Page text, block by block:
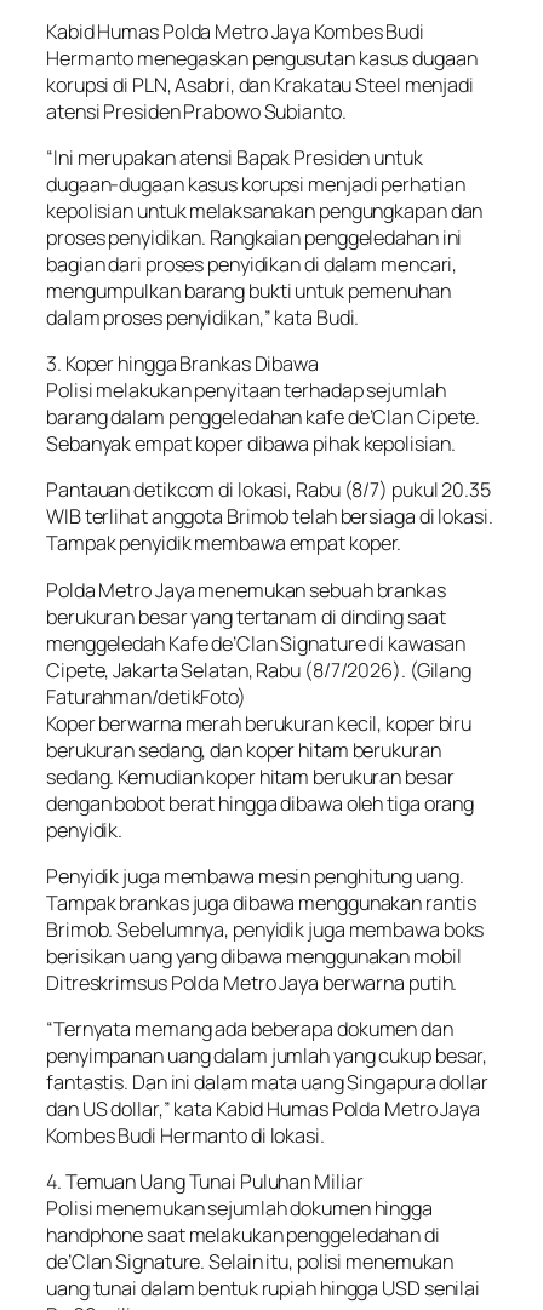
Kabid Humas Polda Metro Jaya Kombes Budi
Hermanto menegaskan pengusutan kasus dugaan
korupsi di PLN, Asabri, dan Krakatau Steel menjadi
atensi Presiden Prabowo Subianto.
“Ini merupakan atensi Bapak Presiden untuk
dugaan-dugaan kasus korupsi menjadi perhatian
kepolisian untuk melaksanakan pengungkapan dan
proses penyidikan. Rangkaian penggeledahan ini
bagian dari proses penyidikan di dalam mencari,
mengumpulkan barang bukti untuk pemenuhan
dalam proses penyidikan,” kata Budi.
3. Koper hingga Brankas Dibawa
Polisi melakukan penyitaan terhadap sejumlah
barang dalam penggeledahan kafe de’Clan Cipete.
Sebanyak empat koper dibawa pihak kepolisian.
Pantauan detikcom di lokasi, Rabu (8/7) pukul 20.35
WIB terlihat anggota Brimob telah bersiaga di lokasi.
Tampak penyidik membawa empat koper.
Polda Metro Jaya menemukan sebuah brankas
berukuran besar yang tertanam di dinding saat
menggeledah Kafe de’Clan Signature di kawasan
Cipete, Jakarta Selatan, Rabu (8/7/2026). (Gilang
Faturahman/detikFoto)
Koper berwarna merah berukuran kecil, koper biru
berukuran sedang, dan koper hitam berukuran
sedang. Kemudian koper hitam berukuran besar
dengan bobot berat hingga dibawa oleh tiga orang
penyidik.
Penyidik juga membawa mesin penghitung uang.
Tampak brankas juga dibawa menggunakan rantis
Brimob. Sebelumnya, penyidik juga membawa boks
berisikan uang yang dibawa menggunakan mobil
Ditreskrimsus Polda Metro Jaya berwarna putih.
“Ternyata memang ada beberapa dokumen dan
penyimpanan uang dalam jumlah yang cukup besar,
fantastis. Dan ini dalam mata uang Singapura dollar
dan US dollar,” kata Kabid Humas Polda Metro Jaya
Kombes Budi Hermanto di lokasi.
4. Temuan Uang Tunai Puluhan Miliar
Polisi menemukan sejumlah dokumen hingga
handphone saat melakukan penggeledahan di
de’Clan Signature. Selain itu, polisi menemukan
uang tunai dalam bentuk rupiah hingga USD senilai